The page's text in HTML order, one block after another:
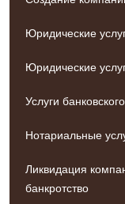
Юридические
Юридические
Услуги
Нотариальные
Ликвидация
банкротство